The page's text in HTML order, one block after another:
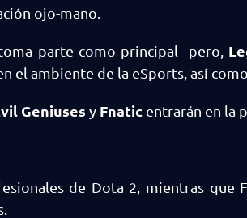
ojo-mano.
parte como principal pero,
el ambiente de la eSports, así
Geniuses y Fnatic entrarán en la
de Dota 2, mientras que